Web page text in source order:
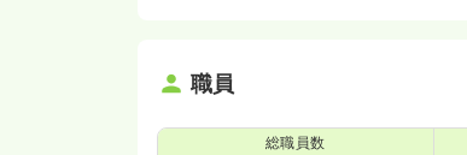
職員
総職員数